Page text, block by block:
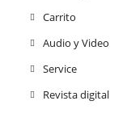
Carrito
Audio y Video
Service
Revista digital